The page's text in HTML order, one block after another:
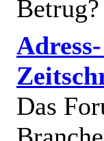
Betrug?
Das